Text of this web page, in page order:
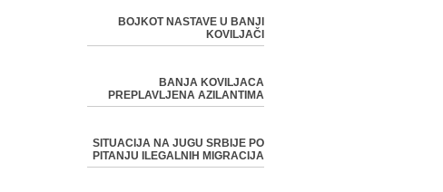
BOJKOT NASTAVE U BANJI
KOVILJAČI
BANJA KOVILJACA
PREPLAVLJENA AZILANTIMA
SITUACIJA NA JUGU SRBIJE PO
PITANJU ILEGALNIH MIGRACIJA